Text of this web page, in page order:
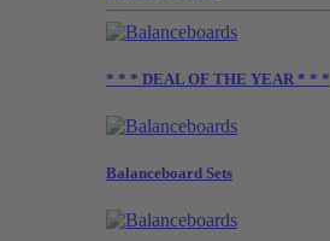
* * * DEAL OF THE YEAR * * *
Balanceboard Sets